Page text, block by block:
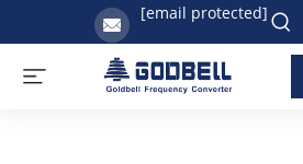
[email protected]